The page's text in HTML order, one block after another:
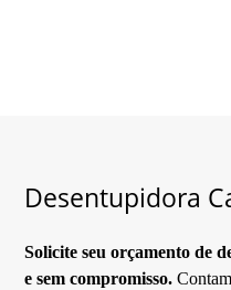
Desentupidora
Solicite seu orçamento de
e sem compromisso.